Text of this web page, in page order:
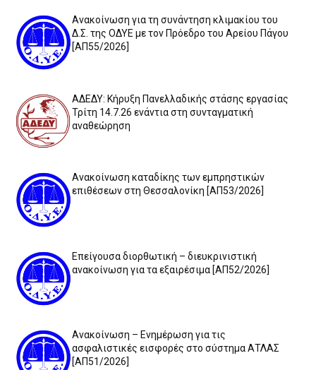
Ανακοίνωση για τη συνάντηση κλιμακίου του
Δ.Σ. της ΟΔΥΕ με τον Πρόεδρο του Αρείου Πάγου
[ΑΠ55/2026]
ΑΔΕΔΥ: Κήρυξη Πανελλαδικής στάσης εργασίας
Τρίτη 14.7.26 ενάντια στη συνταγματική
αναθεώρηση
Ανακοίνωση καταδίκης των εμπρηστικών
επιθέσεων στη Θεσσαλονίκη [ΑΠ53/2026]
Επείγουσα διορθωτική – διευκρινιστική
ανακοίνωση για τα εξαιρέσιμα [ΑΠ52/2026]
Ανακοίνωση – Ενημέρωση για τις
ασφαλιστικές εισφορές στο σύστημα ΑΤΛΑΣ
[ΑΠ51/2026]